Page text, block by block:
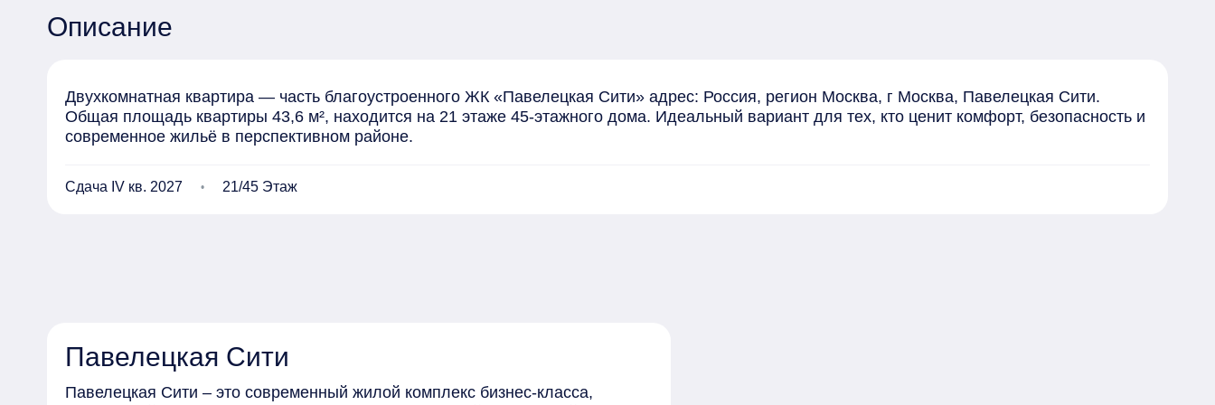
Описание
Двухкомнатная квартира — часть благоустроенного ЖК «Павелецкая Сити» адрес: Россия, регион Москва, г Москва, Павелецкая Сити.
Общая площадь квартиры 43,6 м², находится на 21 этаже 45-этажного дома. Идеальный вариант для тех, кто ценит комфорт, безопасность и
современное жильё в перспективном районе.
Сдача IV кв. 2027 21/45 Этаж
Павелецкая Сити
Павелецкая Сити – это современный жилой комплекс бизнес-класса,